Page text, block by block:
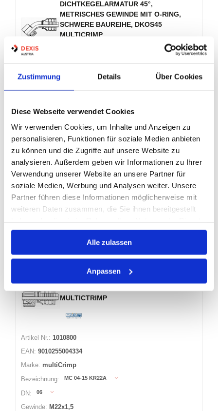
Zustimmung Details Über Cookies
Diese Webseite verwendet Cookies
Wir verwenden Cookies, um Inhalte und Anzeigen zu
personalisieren, Funktionen für soziale Medien anbieten
zu können und die Zugriffe auf unsere Website zu
analysieren. Außerdem geben wir Informationen zu Ihrer
Verwendung unserer Website an unsere Partner für
soziale Medien, Werbung und Analysen weiter. Unsere
Partner führen diese Informationen möglicherweise mit
weiteren Daten zusammen, die Sie ihnen bereitgestellt
gesammelt haben.
Alle zulassen
Anpassen
DICHTKEGELARMATUR 45°,
METRISCHES GEWINDE MIT O-RING,
SCHWERE BAUREIHE, DKOS45
MULTICRIMP
Artikel Nr.: 1009915
EAN: 9010255001340
Bezeichnung:
MC 04-08 RO16A45
DN: 06
Gewinde: M16x1,5
Rohr ⌀:
18 Varianten
STK Warenkorb
Auf Lager
WASCHGERÄTE-DICHTKEGELARMATUR
MULTICTRIMP
Artikel Nr.: 1010800
EAN: 9010255004334
Marke: multiCrimp
Bezeichnung:
MC 04-15 KR22A
DN: 06
Gewinde: M22x1,5